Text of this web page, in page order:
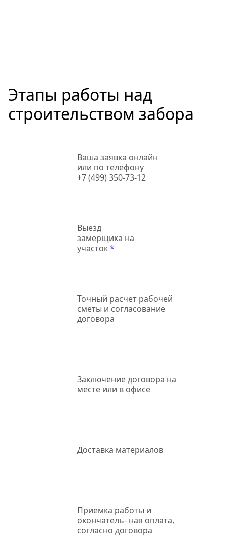
Этапы работы над
строительством забора
Ваша заявка онлайн
или по телефону
+7 (499) 350-73-12
Выезд
замерщика на
участок*
Точный расчет рабочей
сметы и согласование
договора
Заключениедоговора на
месте или в офисе
Доставка материалов
Приемка работы и
окончатель- ная оплата,
согласно договора